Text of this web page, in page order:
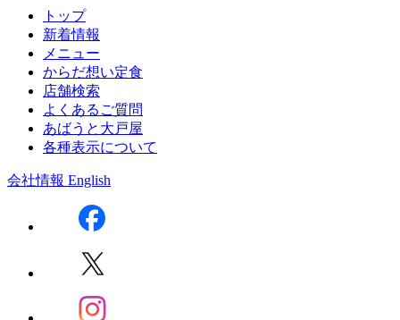
トップ
新着情報
メニュー
からだ想い定食
店舗検索
よくあるご質問
あばうと大戸屋
各種表示について
会社情報 English